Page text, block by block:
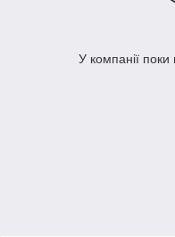
У компанії поки